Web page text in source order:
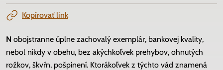
Kopírovať link
N obojstranne úplne zachovalý exemplár, bankovej kvality,
nebol nikdy v obehu, bez akýchkoľvek prehybov, ohnutých
rožkov, škvŕn, pošpinení. Ktorákoľvek z týchto vád znamená